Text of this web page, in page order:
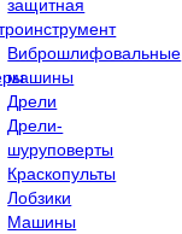
защитная
Виброшлифовальные
машины
Дрели
Дрели-
шуруповерты
Краскопульты
Лобзики
Машины